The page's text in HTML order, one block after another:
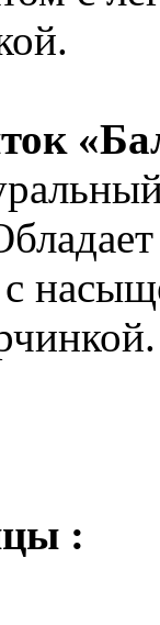
с
: